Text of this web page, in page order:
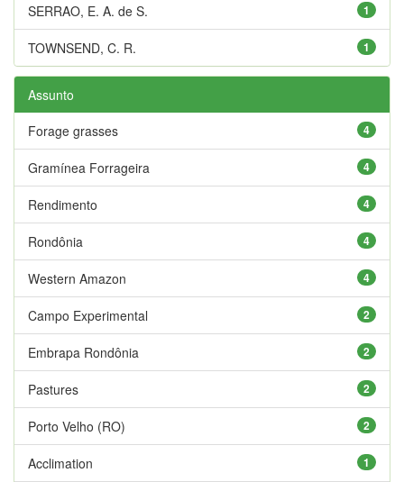
1
SERRAO, E. A. de S.
1
TOWNSEND, C. R.
Assunto
4
Forage grasses
4
Gramínea Forrageira
4
Rendimento
4
Rondônia
4
Western Amazon
2
Campo Experimental
2
Embrapa Rondônia
2
Pastures
2
Porto Velho (RO)
1
Acclimation